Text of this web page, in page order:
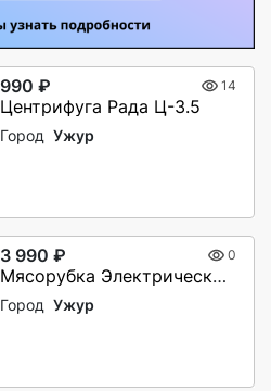
990 ₽ 14
Центрифуга Рада Ц-3.5
Город Ужур
3 990 ₽ 0
Мясорубка Электрическая Willmark WMG 2095S
Город Ужур